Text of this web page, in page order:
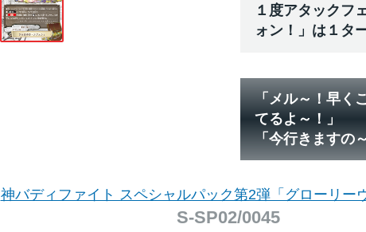
１度アタックフ
ォン！」は１タ
「メル～！早く
てるよ～！」
「今行きますの
神バディファイト スペシャルパック第2弾「グローリー
S-SP02/0045